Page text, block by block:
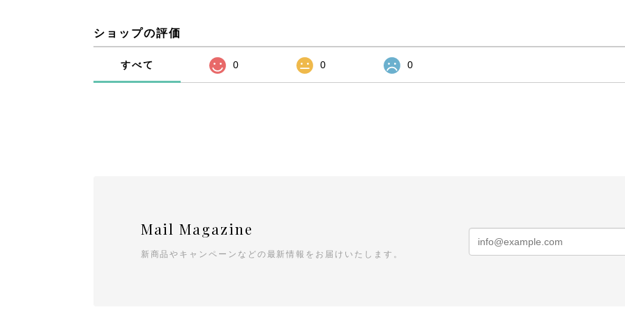
ショップの評価
すべて 0 0 0
Mail Magazine
新商品やキャンペーンなどの最新情報をお届けいたします。